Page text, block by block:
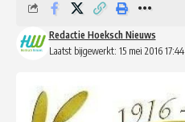
Laatst bijgewerkt: 15 mei 2016 17:44
Redactie Hoeksch Nieuws